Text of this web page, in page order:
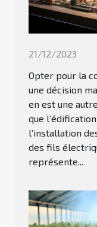
21/12/2023
Opter pour la
une décision
en est une
que
l’installation
des fils
représente...